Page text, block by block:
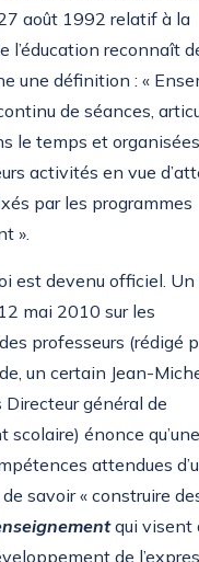
août 1992 relatif à la
l’éducation reconnaît
une définition : «
de séances,
le temps et
activités en vue
par les programmes
».
est devenu officiel. Un
mai 2010 sur les
professeurs (rédigé
un certain Jean-
Directeur général de
scolaire) énonce
attendues
savoir « construire
qui visent
de